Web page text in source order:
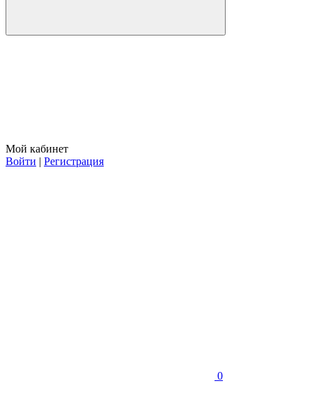
Мой кабинет
Войти | Регистрация
0